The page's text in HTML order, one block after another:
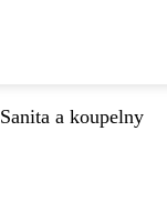
Sanita a koupelny